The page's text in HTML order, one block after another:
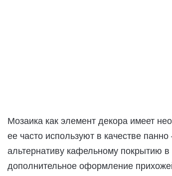
Мозаика как элемент декора имеет
ее часто используют в качестве
альтернативу кафельному покрытию в
дополнительное оформление